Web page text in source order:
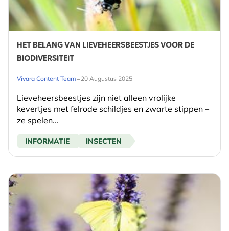
HET BELANG VAN LIEVEHEERSBEESTJES VOOR DE
BIODIVERSITEIT
Vivara Content Team-20 Augustus 2025
Lieveheersbeestjes zijn niet alleen vrolijke
kevertjes met felrode schildjes en zwarte stippen –
ze spelen...
INFORMATIE INSECTEN